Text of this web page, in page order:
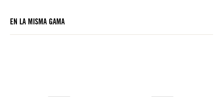
EN LA MISMA GAMA